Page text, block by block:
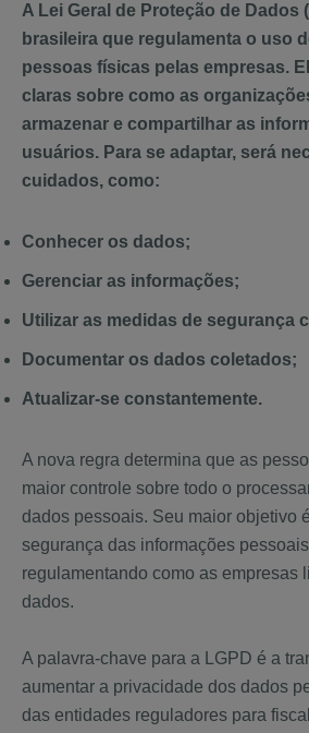
A Lei Geral de Proteção de Dados
brasileira que regulamenta o uso
pessoas físicas pelas empresas.
claras sobre como as
armazenar e compartilhar as
usuários. Para se adaptar, será
cuidados, como:
Conhecer os dados;
Gerenciar as informações;
Utilizar as medidas de segurança
Documentar os dados coletados;
Atualizar-se constantemente.
A nova regra determina que as
maior controle sobre todo o
dados pessoais. Seu maior objetivo
segurança das informações
regulamentando como as empresas
dados.
A palavra-chave para a LGPD é a
aumentar a privacidade dos dados
das entidades reguladores para